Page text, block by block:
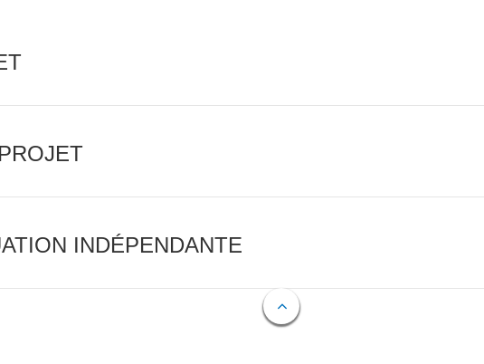
INDÉPENDANTE